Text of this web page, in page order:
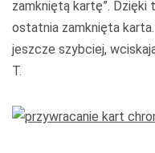
zamkniętą kartę”.
ostatnia zamknięta
jeszcze szybciej,
T.